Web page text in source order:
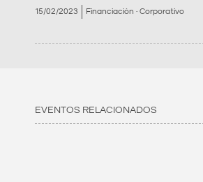
15/02/2023 Financiación · Corporativo
EVENTOS RELACIONADOS